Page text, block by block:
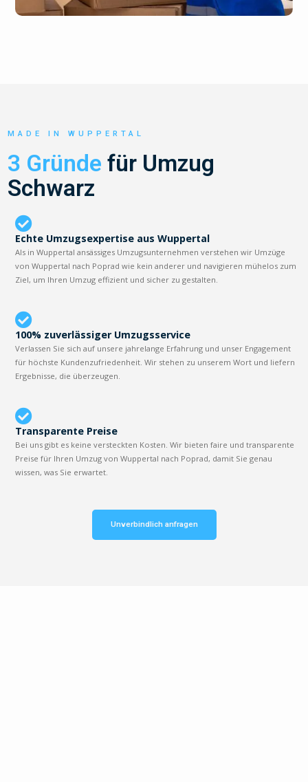
MADE IN WUPPERTAL
3 Gründe für Umzug
Schwarz
Echte Umzugsexpertise aus Wuppertal
Als in Wuppertal ansässiges Umzugsunternehmen verstehen wir Umzüge
von Wuppertal nach Poprad wie kein anderer und navigieren mühelos zum
Ziel, um Ihren Umzug effizient und sicher zu gestalten.
100% zuverlässiger Umzugsservice
Verlassen Sie sich auf unsere jahrelange Erfahrung und unser Engagement
für höchste Kundenzufriedenheit. Wir stehen zu unserem Wort und liefern
Ergebnisse, die überzeugen.
Transparente Preise
Bei uns gibt es keine versteckten Kosten. Wir bieten faire und transparente
Preise für Ihren Umzug von Wuppertal nach Poprad, damit Sie genau
wissen, was Sie erwartet.
Unverbindlich anfragen